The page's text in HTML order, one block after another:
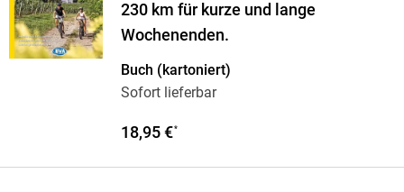
230 km für kurze und lange
Wochenenden.
Buch (kartoniert)
Sofort lieferbar
18,95 €*